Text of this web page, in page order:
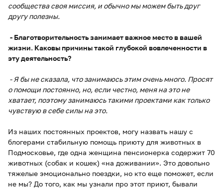
сообщества своя миссия, и обычно мы можем быть друг
другу полезны.
- Благотворительность занимает важное место в вашей
жизни. Каковы причины такой глубокой вовлеченности в
эту деятельность?
- Я бы не сказала, что занимаюсь этим очень много. Просят
о помощи постоянно, но, если честно, меня на это не
хватает, поэтому занимаюсь такими проектами как только
чувствую в себе силы на это.
Из наших постоянных проектов, могу назвать нашу с
блогерами стабильную помощь приюту для животных в
Подмосковье, где одна женщина пенсионерка содержит 70
животных (собак и кошек) «на доживании». Это довольно
тяжелые эмоционально поездки, но кто еще поможет, если
не мы? До того, как мы узнали про этот приют, бывали